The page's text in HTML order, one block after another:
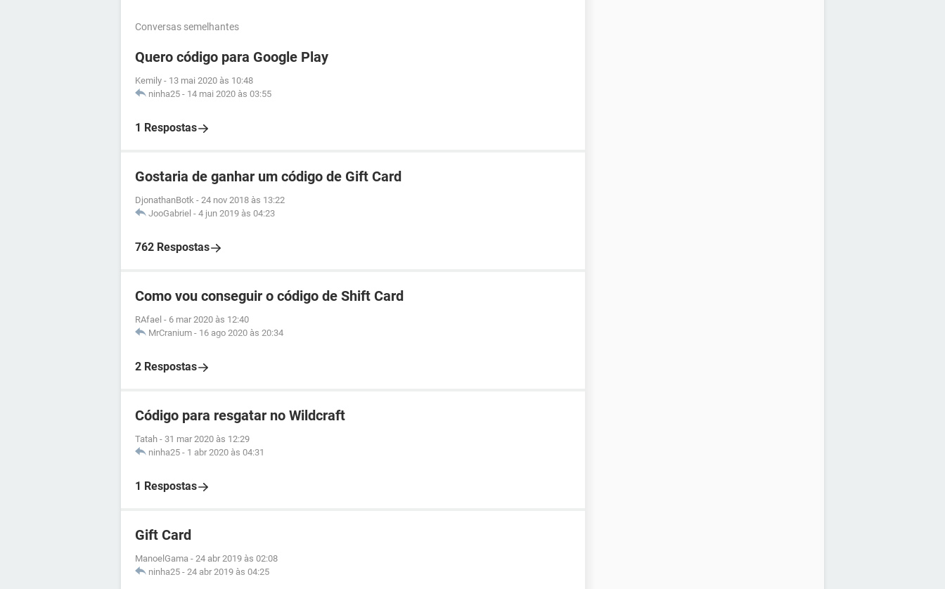
Conversas semelhantes
Quero código para Google Play
Kemily - 13 mai 2020 às 10:48
ninha25 - 14 mai 2020 às 03:55
1 Respostas
Gostaria de ganhar um código de Gift Card
DjonathanBotk - 24 nov 2018 às 13:22
JooGabriel - 4 jun 2019 às 04:23
762 Respostas
Como vou conseguir o código de Shift Card
RAfael - 6 mar 2020 às 12:40
MrCranium - 16 ago 2020 às 20:34
2 Respostas
Código para resgatar no Wildcraft
Tatah - 31 mar 2020 às 12:29
ninha25 - 1 abr 2020 às 04:31
1 Respostas
Gift Card
ManoelGama - 24 abr 2019 às 02:08
ninha25 - 24 abr 2019 às 04:25